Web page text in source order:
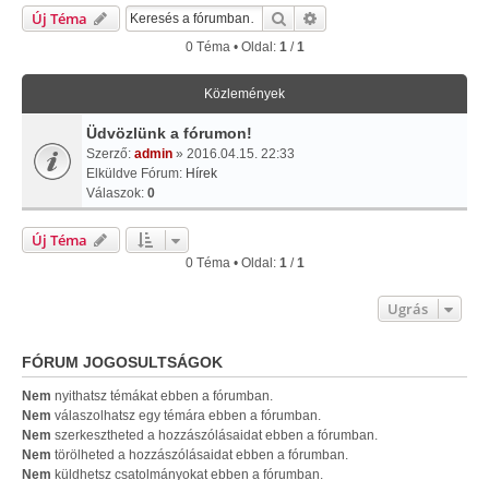
Új Téma Keresés
0 Téma • Oldal: 1 /1
Közlemények
Üdvözlünk a fórumon!
Szerző: admin » 2016.04.15. 22:33
Elküldve Fórum: Hírek
Válaszok: 0
Új Téma
0 Téma • Oldal: 1 /1
Ugrás
FÓRUM JOGOSULTSÁGOK
Nem nyithatsz témákat ebben a fórumban.
Nem válaszolhatsz egy témára ebben a fórumban.
Nem szerkesztheted a hozzászólásaidat ebben a fórumban.
Nem törölheted a hozzászólásaidat ebben a fórumban.
Nem küldhetsz csatolmányokat ebben a fórumban.